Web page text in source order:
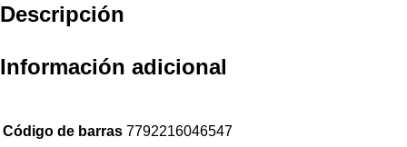
Descripción
Información adicional
Código de barras 7792216046547